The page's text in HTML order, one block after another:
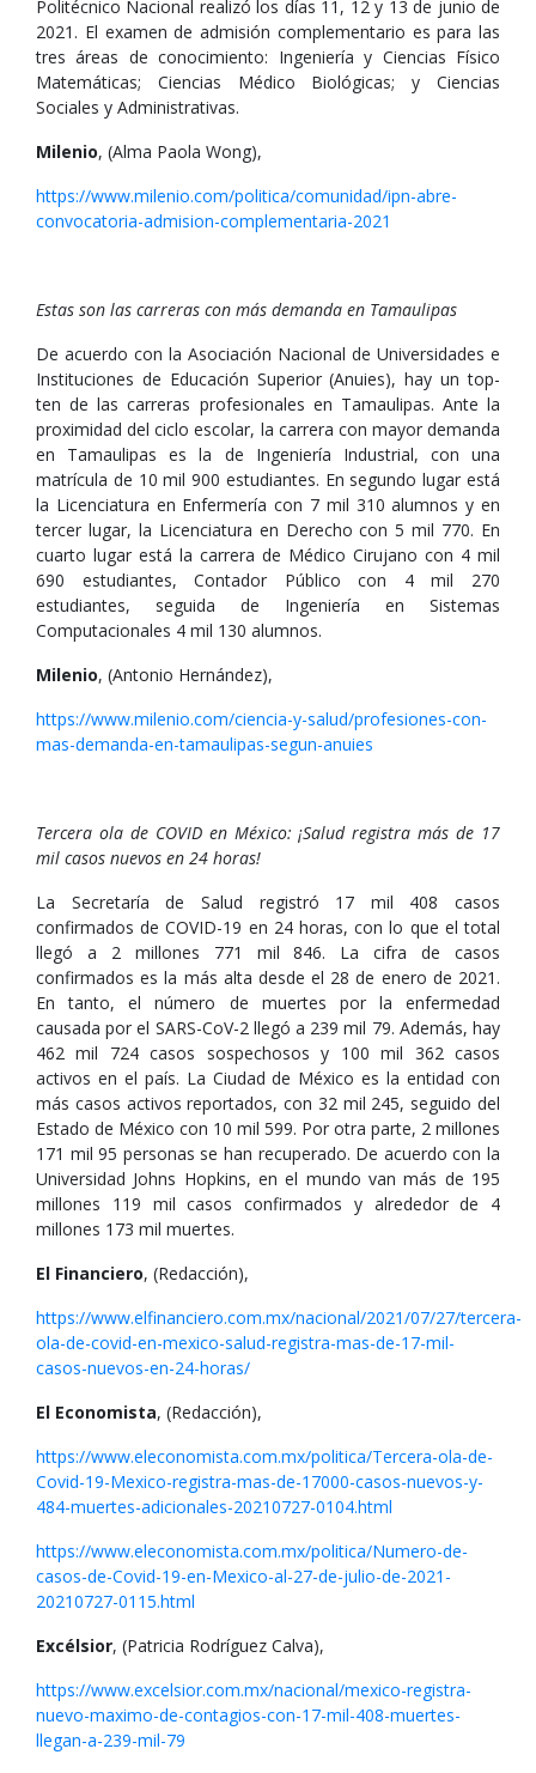
Politécnico Nacional realizó los días 11, 12 y 13 de junio de
2021. El examen de admisión complementario es para las
tres áreas de conocimiento: Ingeniería y Ciencias Físico
Matemáticas; Ciencias Médico Biológicas; y Ciencias
Sociales y Administrativas.
Milenio, (Alma Paola Wong),
https://www.milenio.com/politica/comunidad/ipn-abre-
convocatoria-admision-complementaria-2021
Estas son las carreras con más demanda en Tamaulipas
De acuerdo con la Asociación Nacional de Universidades e
Instituciones de Educación Superior (Anuies), hay un top-
ten de las carreras profesionales en Tamaulipas. Ante la
proximidad del ciclo escolar, la carrera con mayor demanda
en Tamaulipas es la de Ingeniería Industrial, con una
matrícula de 10 mil 900 estudiantes. En segundo lugar está
la Licenciatura en Enfermería con 7 mil 310 alumnos y en
tercer lugar, la Licenciatura en Derecho con 5 mil 770. En
cuarto lugar está la carrera de Médico Cirujano con 4 mil
690 estudiantes, Contador Público con 4 mil 270
estudiantes, seguida de Ingeniería en Sistemas
Computacionales 4 mil 130 alumnos.
Milenio, (Antonio Hernández),
https://www.milenio.com/ciencia-y-salud/profesiones-con-
mas-demanda-en-tamaulipas-segun-anuies
Tercera ola de COVID en México: ¡Salud registra más de 17
mil casos nuevos en 24 horas!
La Secretaría de Salud registró 17 mil 408 casos
confirmados de COVID-19 en 24 horas, con lo que el total
llegó a 2 millones 771 mil 846. La cifra de casos
confirmados es la más alta desde el 28 de enero de 2021.
En tanto, el número de muertes por la enfermedad
causada por el SARS-CoV-2 llegó a 239 mil 79. Además, hay
462 mil 724 casos sospechosos y 100 mil 362 casos
activos en el país. La Ciudad de México es la entidad con
más casos activos reportados, con 32 mil 245, seguido del
Estado de México con 10 mil 599. Por otra parte, 2 millones
171 mil 95 personas se han recuperado. De acuerdo con la
Universidad Johns Hopkins, en el mundo van más de 195
millones 119 mil casos confirmados y alrededor de 4
millones 173 mil muertes.
El Financiero, (Redacción),
https://www.elfinanciero.com.mx/nacional/2021/07/27/tercera-
ola-de-covid-en-mexico-salud-registra-mas-de-17-mil-
casos-nuevos-en-24-horas/
El Economista, (Redacción),
https://www.eleconomista.com.mx/politica/Tercera-ola-de-
Covid-19-Mexico-registra-mas-de-17000-casos-nuevos-y-
484-muertes-adicionales-20210727-0104.html
https://www.eleconomista.com.mx/politica/Numero-de-
casos-de-Covid-19-en-Mexico-al-27-de-julio-de-2021-
20210727-0115.html
Excélsior, (Patricia Rodríguez Calva),
https://www.excelsior.com.mx/nacional/mexico-registra-
nuevo-maximo-de-contagios-con-17-mil-408-muertes-
llegan-a-239-mil-79